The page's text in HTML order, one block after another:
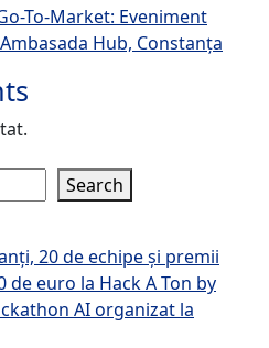
To-Market: Eveniment
Hub, Constanța
Search
20 de echipe și premii
de euro la Hack A Ton by
AI organizat la